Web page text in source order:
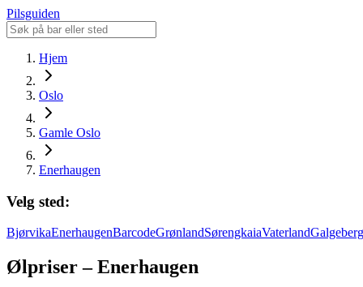
Pilsguiden
Hjem
Oslo
Gamle Oslo
Enerhaugen
Velg sted:
BjørvikaEnerhaugenBarcodeGrønlandSørengkaiaVaterlandGalgeberg
Ølpriser – Enerhaugen